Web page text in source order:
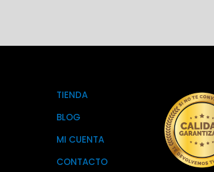
TIENDA
BLOG
MI CUENTA
CONTACTO